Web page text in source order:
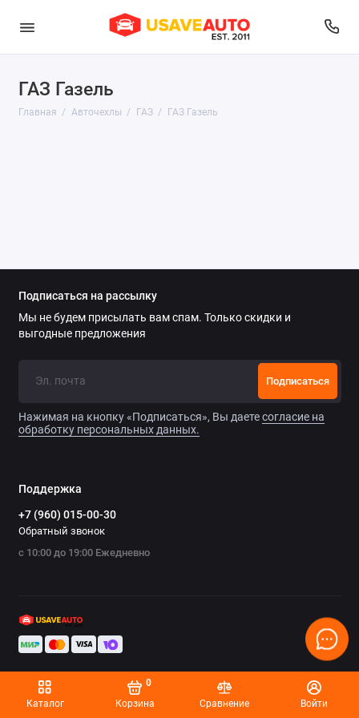
Каталог Корзина
0
Сравнение
Войти
ГАЗ Газель
Главная Авточехлы ГАЗ ГАЗ Газель
Audi
Changan
Chery
Chevrolet
Chrysler
Citroen
Datsun
Dodge
Dongfeng
Ford
Подписаться на рассылку
Мы не будем присылать вам спам. Только скидки и
выгодные предложения
Подписаться
Нажимая на кнопку «Подписаться», Вы даетесогласие на
обработку персональных данных.
Поддержка
+7 (960) 015-00-30
Обратный звонок
с 10:00 до 19:00 Ежедневно